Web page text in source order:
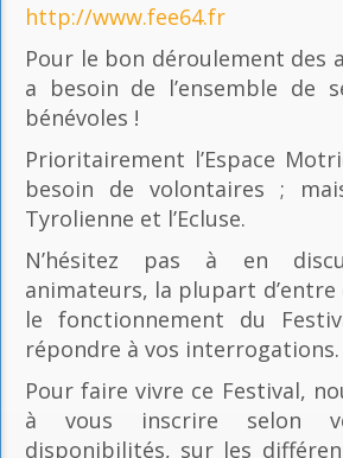
http://www.fee64.fr
Pour le bon déroulement des
a besoin de l’ensemble de
bénévoles !
Prioritairement l’Espace
besoin de volontaires ;
Tyrolienne et l’Ecluse.
N’hésitez pas à en
animateurs, la plupart d’entre
le fonctionnement du
répondre à vos interrogations.
Pour faire vivre ce Festival,
à vous inscrire selon
disponibilités, sur les